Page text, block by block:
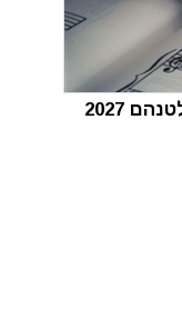
2027